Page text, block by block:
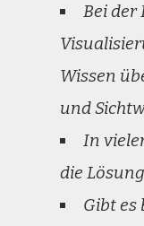
Bei der
Wissen
und
In
die Lösung
Gibt es